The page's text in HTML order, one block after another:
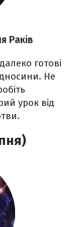
Раків
готові
Не
урок від